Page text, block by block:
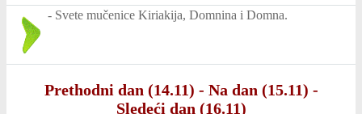
- Svete mučenice Kiriakija, Domnina i Domna.
Prethodni dan (14.11) - Na dan (15.11) -
Sledeći dan (16.11)